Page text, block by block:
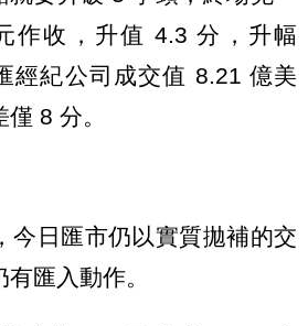
作收，升值 4.3 分，升幅
經紀公司成交值 8.21 億美
8 分。
今日匯市仍以實質拋補的交
匯入動作。